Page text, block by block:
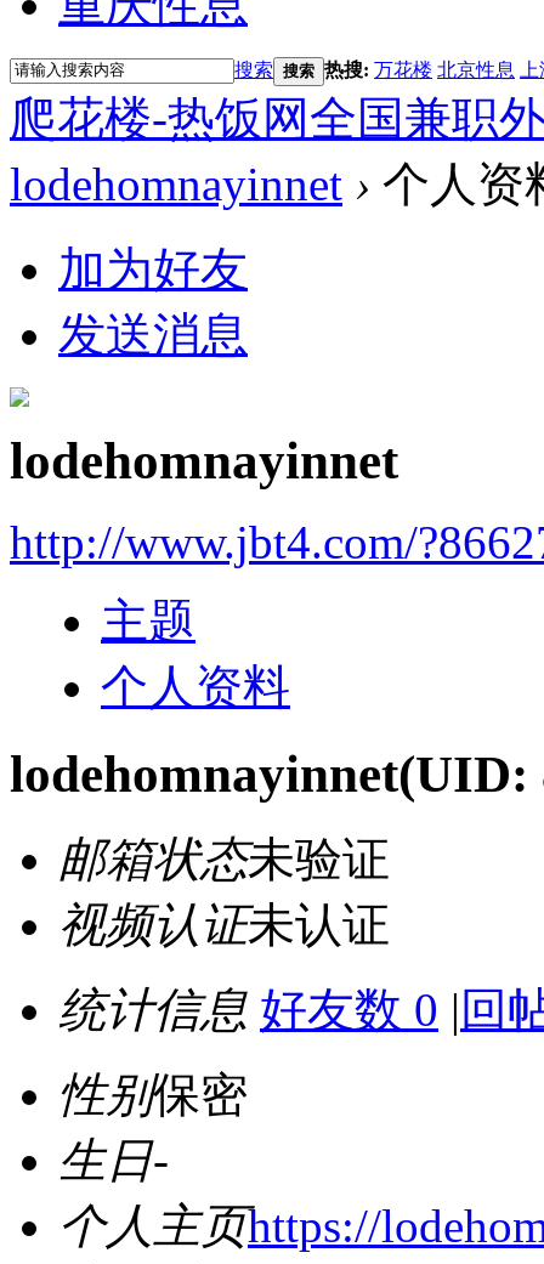
搜索 搜索 热搜: 万花楼 北京性息
爬花楼-热饭网全国兼职
lodehomnayinnet › 个人资
加为好友
发送消息
lodehomnayinnet
http://www.jbt4.com/
主题
个人资料
lodehomnayinnet(UID:
邮箱状态未验证
视频认证未认证
统计信息 好友数 0 | 回
性别保密
生日-
个人主页https://